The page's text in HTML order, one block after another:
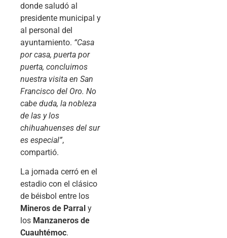
donde saludó al
presidente municipal y
al personal del
ayuntamiento. “Casa
por casa, puerta por
puerta, concluimos
nuestra visita en San
Francisco del Oro. No
cabe duda, la nobleza
de las y los
chihuahuenses del sur
es especial”,
compartió.
La jornada cerró en el
estadio con el clásico
de béisbol entre los
Mineros de Parral y
los Manzaneros de
Cuauhtémoc.